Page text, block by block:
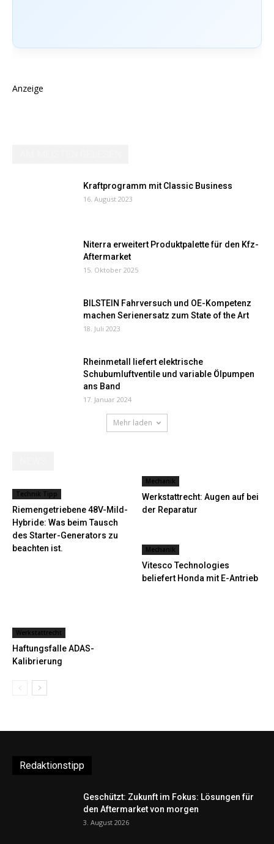
Anzeige
Kraftprogramm mit Classic Business
16. August 2023
Niterra erweitert Produktpalette für den Kfz-
Aftermarket
15. Oktober 2025
BILSTEIN Fahrversuch und OE-Kompetenz
machen Serienersatz zum State of the Art
18. Juli 2023
Rheinmetall liefert elektrische
Schubumluftventile und variable Ölpumpen
ans Band
17. Januar 2024
Mehr laden
Technik Tipp
Riemengetriebene 48V-Mild-
Hybride: Was beim Tausch
des Starter-Generators zu
beachten ist.
Mechanik
Werkstattrecht: Augen auf bei
der Reparatur
Werkstattrecht
Haftungsfalle ADAS-
Kalibrierung
Mechanik
Vitesco Technologies
beliefert Honda mit E-Antrieb
Redaktionstipp
Geschützt: Zukunft im Fokus: Lösungen für
den Aftermarket von morgen
3. August 2026